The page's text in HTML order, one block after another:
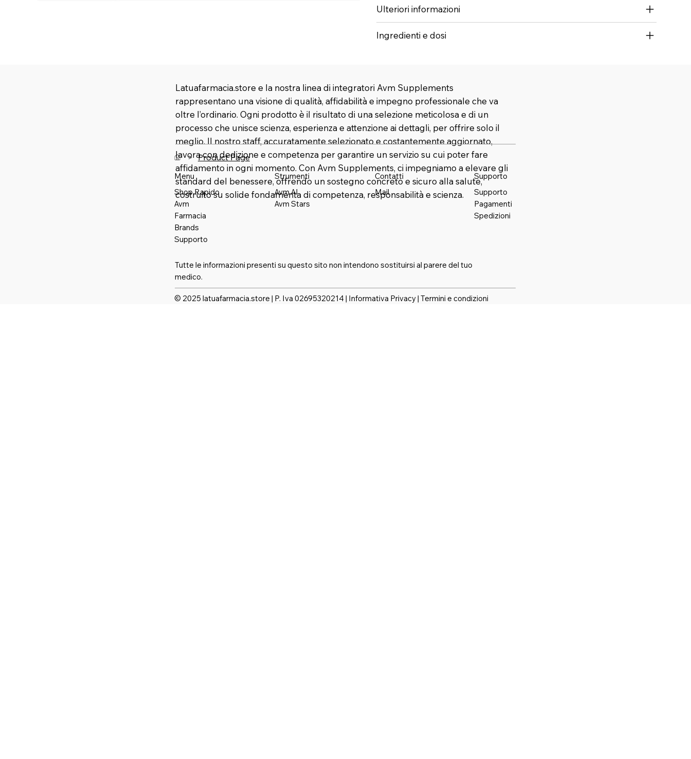
Ulteriori informazioni
Ingredienti e dosi
Latuafarmacia.store e la nostra linea di integratori Avm Supplements
rappresentano una visione di qualità, affidabilità e impegno professionale che va
oltre l’ordinario. Ogni prodotto è il risultato di una selezione meticolosa e di un
processo che unisce scienza, esperienza e attenzione ai dettagli, per offrire solo il
meglio. Il nostro staff, accuratamente selezionato e costantemente aggiornato,
lavora con dedizione e competenza per garantire un servizio su cui poter fare
affidamento in ogni momento. Con Avm Supplements, ci impegniamo a elevare gli
standard del benessere, offrendo un sostegno concreto e sicuro alla salute,
costruito su solide fondamenta di competenza, responsabilità e scienza.
> Product Page
Menu
Shop Rapido
Avm
Farmacia
Brands
Supporto
Strumenti
Avm AI
Avm Stars
Contatti
Mail
Supporto
Supporto
Pagamenti
Spedizioni
Tutte le informazioni presenti su questo sito non intendono sostituirsi al parere del tuo
medico.
© 2025 latuafarmacia.store | P. Iva 02695320214 | Informativa Privacy|Termini e condizioni